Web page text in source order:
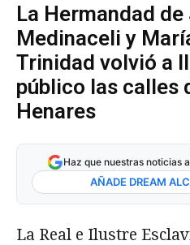
La Hermandad
Medinaceli y
Trinidad volvió a
público las calles
Henares
Haz que nuestras noticias
AÑADE DREAM
La Real e Ilustre